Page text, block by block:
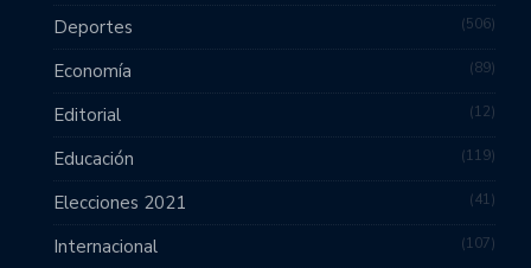
Deportes 506
Economía 89
Editorial 12
Educación 119
Elecciones 2021 41
Internacional 107